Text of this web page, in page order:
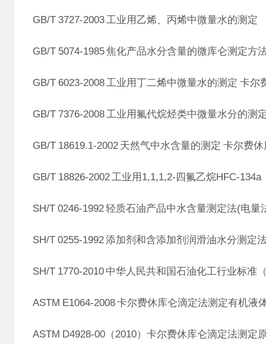
GB/T 3727-2003 工业用乙烯、丙烯中微量水的测定
GB/T 5074-1985 焦化产品水分含量的微库仑测定方
GB/T 6023-2008 工业用丁二烯中微量水的测定 卡尔
GB/T 7376-2008 工业用氟代烷烃类中微量水分的测
GB/T 18619.1-2002 天然气中水含量的测定 卡尔费
GB/T 18826-2002 工业用1,1,1,2-四氟乙烷HFC-134a
SH/T 0246-1992 轻质石油产品中水含量测定法(电量
SH/T 0255-1992 添加剂和含添加剂润滑油水分测定
SH/T 1770-2010 中华人民共和国石油化工行业标准
ASTM E1064-2008 卡尔费休库仑滴定法测定有机液
ASTM D4928-00（2010）卡尔费休库仑滴定法测定